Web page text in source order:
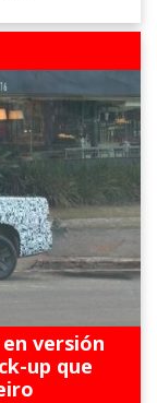
versión
up que